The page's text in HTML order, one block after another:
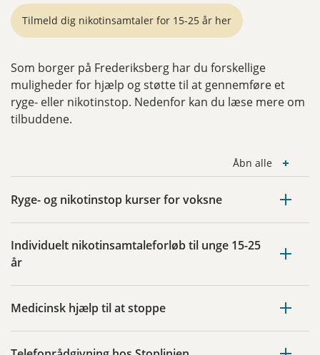
Tilmeld dig nikotinsamtaler for 15-25 år her
Som borger på Frederiksberg har du forskellige
muligheder for hjælp og støtte til at gennemføre et
ryge- eller nikotinstop. Nedenfor kan du læse mere om
tilbuddene.
Åbn alle
Ryge- og nikotinstop kurser for voksne
Individuelt nikotinsamtaleforløb til unge 15-25
år
Medicinsk hjælp til at stoppe